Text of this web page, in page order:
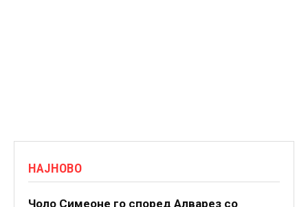
НАЈНОВО
Чоло Симеоне го според Алварез со